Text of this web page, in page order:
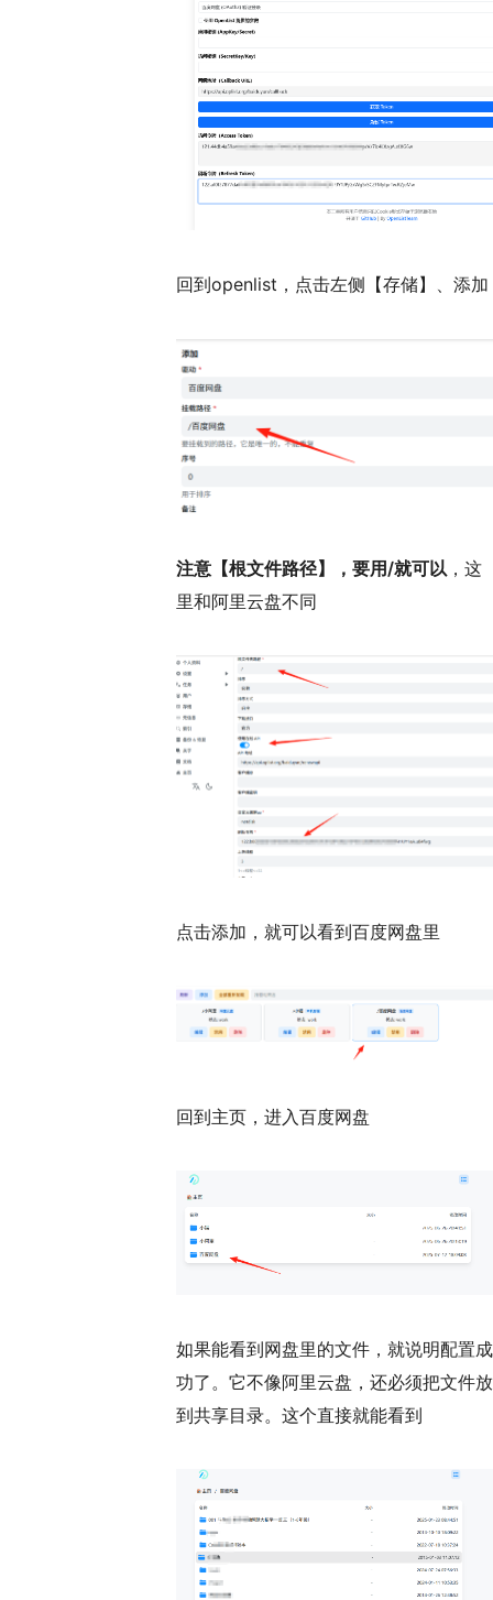
回到openlist，点击左侧【存储】、添加
注意【根文件路径】，要用/就可以 ，这
里和阿里云盘不同
点击添加，就可以看到百度网盘里
回到主页，进入百度网盘
如果能看到网盘里的文件，就说明配置成
功了。它不像阿里云盘，还必须把文件放
到共享目录。这个直接就能看到